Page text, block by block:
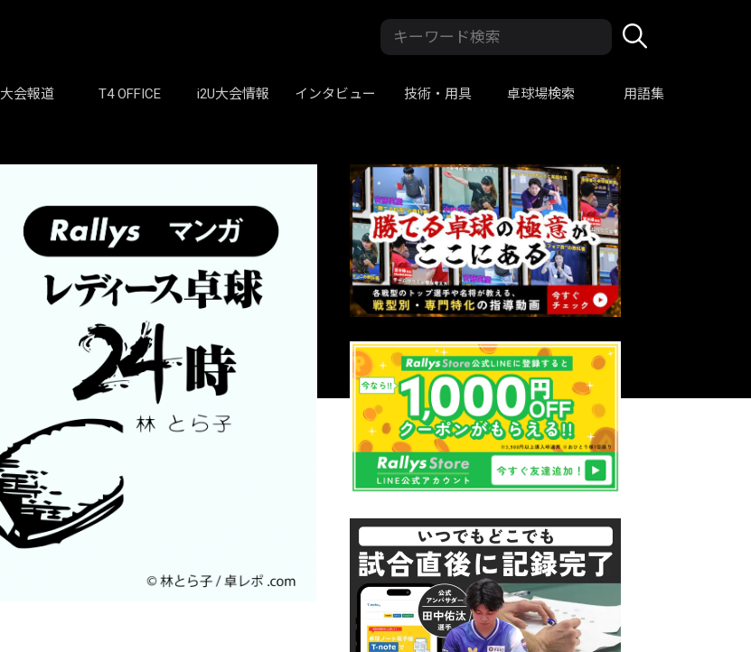
大会報道 T4 OFFICE i2U大会情報 インタビュー 技術・用具 卓球場検索 用語集